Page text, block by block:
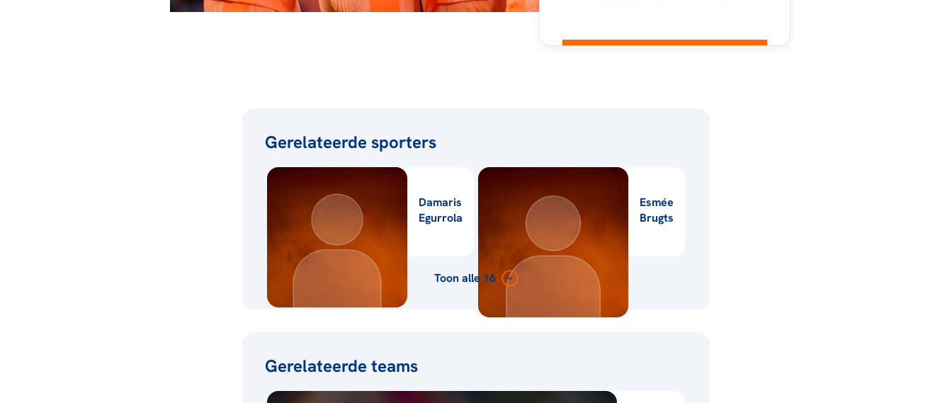
Gerelateerde sporters
Damaris
Egurrola
Esmée
Brugts
Toon alle 16
Gerelateerde teams